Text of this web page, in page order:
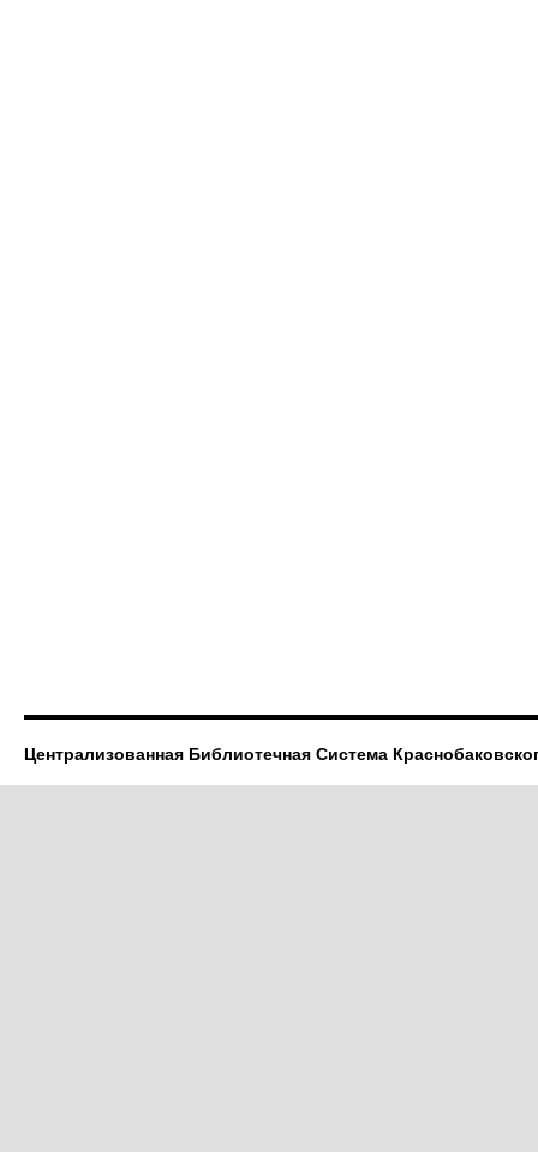
Централизованная Библиотечная Система